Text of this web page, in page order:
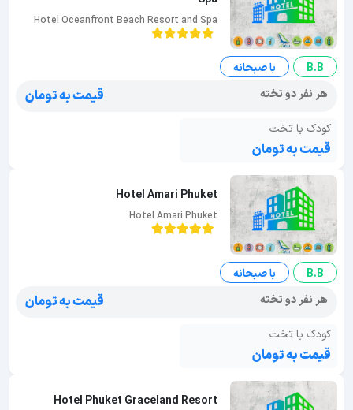
Hotel Oceanfront Beach Resort and Spa
B.B
با صبحانه
هر نفر دو تخته
قیمت به تومان
کودک با تخت
قیمت به تومان
Hotel Amari Phuket
Hotel Amari Phuket
B.B
با صبحانه
هر نفر دو تخته
قیمت به تومان
کودک با تخت
قیمت به تومان
Hotel Phuket Graceland Resort